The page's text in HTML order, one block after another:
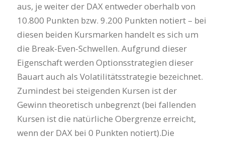
aus, je weiter der DAX entweder oberhalb von
10.800 Punkten bzw. 9.200 Punkten notiert – bei
diesen beiden Kursmarken handelt es sich um
die Break-Even-Schwellen. Aufgrund dieser
Eigenschaft werden Optionsstrategien dieser
Bauart auch als Volatilitätsstrategie bezeichnet.
Zumindest bei steigenden Kursen ist der
Gewinn theoretisch unbegrenzt (bei fallenden
Kursen ist die natürliche Obergrenze erreicht,
wenn der DAX bei 0 Punkten notiert).Die